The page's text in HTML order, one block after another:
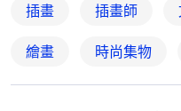
插畫 插畫師
繪畫 時尚集物